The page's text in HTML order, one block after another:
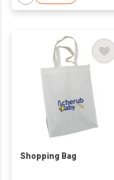
Shopping Bag